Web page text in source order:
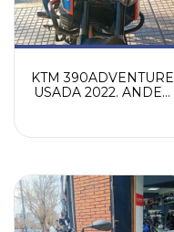
KTM 390ADVENTURE
USADA 2022. ANDES